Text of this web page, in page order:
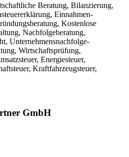
Beratung, Bilanzierung,
Einnahmen-
Kostenlose
Nachfolgeberatung,
Unternehmensnachfolge-
Wirtschaftsprüfung,
Energiesteuer,
Kraftfahrzeugsteuer,
GmbH